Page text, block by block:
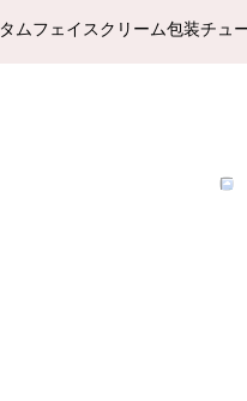
ムフェイスクリーム包装チュ